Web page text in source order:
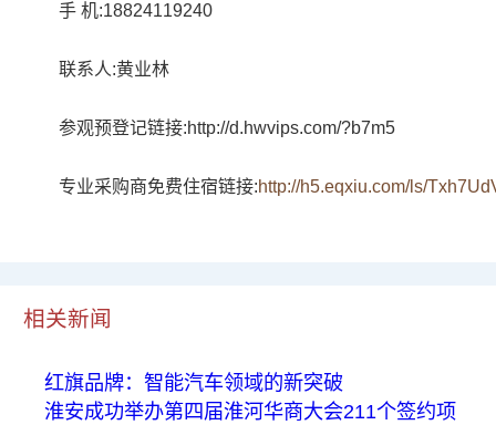
手 机:18824119240
联系人:黄业林
参观预登记链接:http://d.hwvips.com/?b7m5
专业采购商免费住宿链接:http://h5.eqxiu.com/ls/
相关新闻
红旗品牌：智能汽车领域的新突破
淮安成功举办第四届淮河华商大会211个签约项